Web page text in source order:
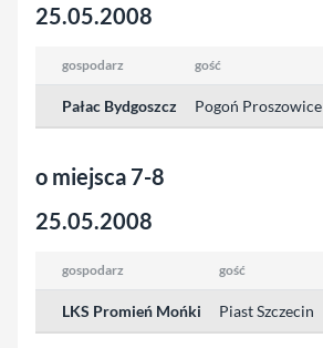
25.05.2008
gospodarz gość
Pałac Bydgoszcz Pogoń Proszowice
o miejsca 7-8
25.05.2008
gospodarz gość
LKS Promień Mońki Piast Szczecin